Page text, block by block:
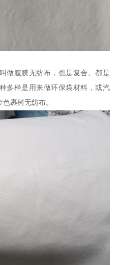
做腹膜无纺布，也是复合。都是
多样是用来做环保袋材料，或汽
裹树无纺布。